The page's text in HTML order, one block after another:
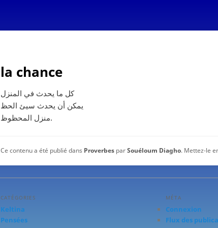
la chance
كل ما يحدث في المنزل
يمكن أن يحدث سيئ الحظ
منزل المحظوظ.
Ce contenu a été publié dans Proverbes parSouéloum Diagho. Mettez-le
CATÉGORIES
Keltina
Pensées
MÉTA
Connexion
Flux des